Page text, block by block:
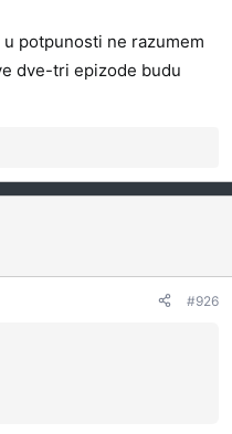
potpunosti ne razumem
dve-tri epizode budu
#926